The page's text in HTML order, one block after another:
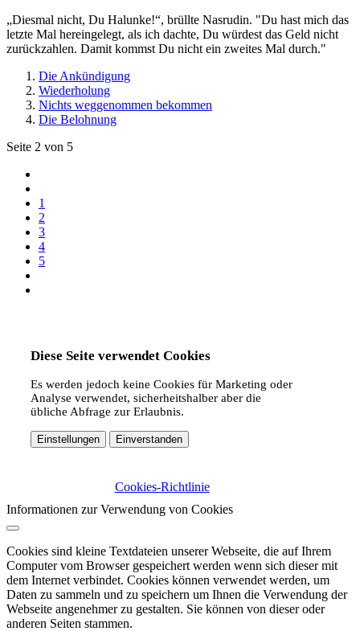
„Diesmal nicht, Du Halunke!“, brüllte Nasrudin. "Du hast mich das
letzte Mal hereingelegt, als ich dachte, Du würdest das Geld nicht
zurückzahlen. Damit kommst Du nicht ein zweites Mal durch."
Die Ankündigung
Wiederholung
Nichts weggenommen bekommen
Die Belohnung
Seite 2 von 5
1
2
3
4
5
Diese Seite verwendet Cookies
Es werden jedoch keine Cookies für Marketing oder
Analyse verwendet, sicherheitshalber aber die
übliche Abfrage zur Erlaubnis.
Einstellungen Einverstanden
Cookies-Richtlinie
Informationen zur Verwendung von Cookies
Cookies sind kleine Textdateien unserer Webseite, die auf Ihrem
Computer vom Browser gespeichert werden wenn sich dieser mit
dem Internet verbindet. Cookies können verwendet werden, um
Daten zu sammeln und zu speichern um Ihnen die Verwendung der
Webseite angenehmer zu gestalten. Sie können von dieser oder
anderen Seiten stammen.